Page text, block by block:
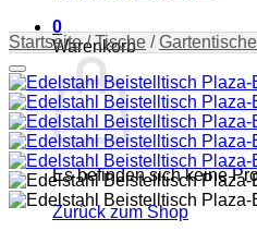
0
Warenkorb
Es befinden sich keine
Zurück zum Shop
Startseite / Tische / Gartentische